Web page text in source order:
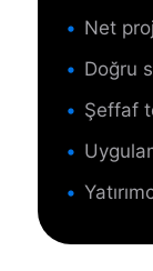
Net
Doğru
Şeffaf